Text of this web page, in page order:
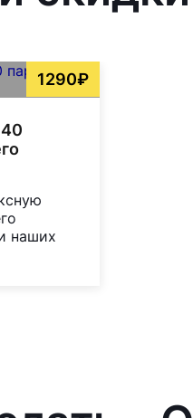
1290₽
наших